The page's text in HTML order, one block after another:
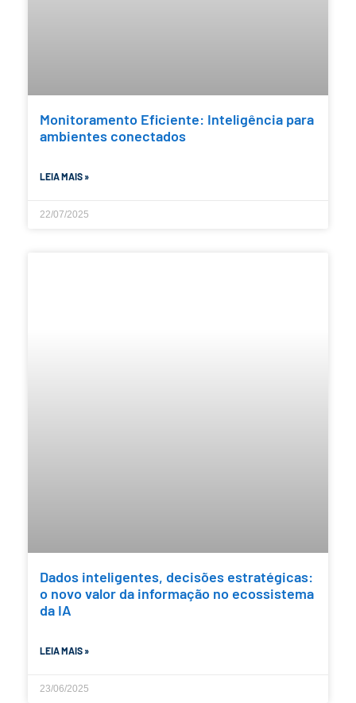
Monitoramento Eficiente: Inteligência para
ambientes conectados
LEIA MAIS »
22/07/2025
Dados inteligentes, decisões estratégicas:
o novo valor da informação no ecossistema
da IA
LEIA MAIS »
23/06/2025